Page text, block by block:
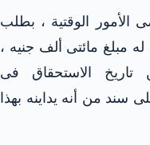
الأمور الوقتية ، بطلب
مبلغ مائتى ألف جنيه ،
بواقع ٤% من تاريخ الاستحقاق فى
، على سند من أنه يداينه بهذا